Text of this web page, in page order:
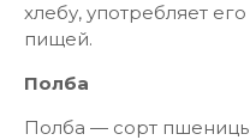
хлебу, употребляет
пищей.
Полба
Полба — сорт